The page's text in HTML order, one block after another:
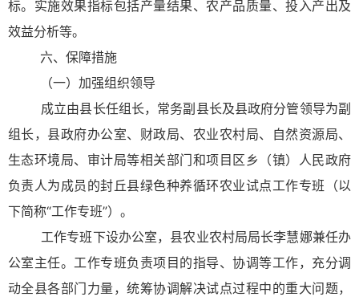
标。实施效果指标包括产量结果、农产品质量、投入产出及
效益分析等。
六、保障措施
（一）加强组织领导
成立由县长任组长，常务副县长及县政府分管领导为副
组长，县政府办公室、财政局、农业农村局、自然资源局、
生态环境局、审计局等相关部门和项目区乡（镇）人民政府
负责人为成员的封丘县绿色种养循环农业试点工作专班（以
下简称“工作专班”）。
工作专班下设办公室，县农业农村局局长李慧娜兼任办
公室主任。工作专班负责项目的指导、协调等工作，充分调
动全县各部门力量，统筹协调解决试点过程中的重大问题，